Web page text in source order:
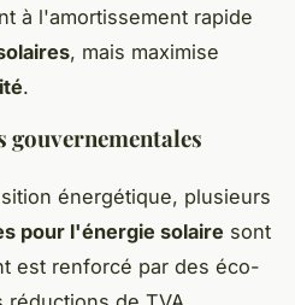
à l'amortissement rapide
, mais maximise
.
gouvernementales
énergétique, plusieurs
pour l'énergie solaire sont
est renforcé par des éco-